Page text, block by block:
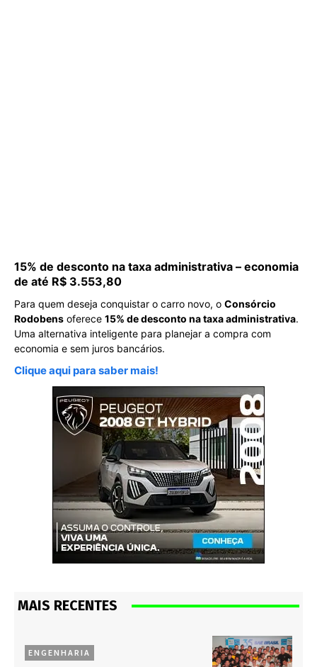
15% de desconto na taxa administrativa – economia
de até R$ 3.553,80
Para quem deseja conquistar o carro novo, o Consórcio
Rodobens oferece 15% de desconto na taxa administrativa.
Uma alternativa inteligente para planejar a compra com
economia e sem juros bancários.
Clique aqui para saber mais!
MAIS RECENTES
ENGENHARIA